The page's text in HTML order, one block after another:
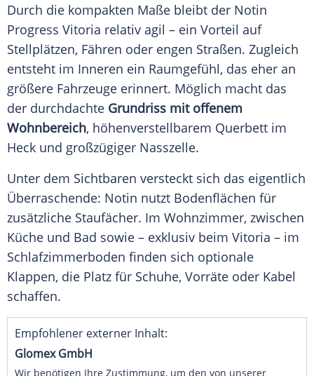
Durch die kompakten Maße bleibt der Notin
Progress Vitoria relativ agil – ein Vorteil auf
Stellplätzen, Fähren oder engen Straßen. Zugleich
entsteht im Inneren ein Raumgefühl, das eher an
größere Fahrzeuge erinnert. Möglich macht das
der durchdachte Grundriss mit offenem
Wohnbereich, höhenverstellbarem Querbett im
Heck und großzügiger Nasszelle.
Unter dem Sichtbaren versteckt sich das eigentlich
Überraschende: Notin nutzt Bodenflächen für
zusätzliche Staufächer. Im Wohnzimmer, zwischen
Küche und Bad sowie – exklusiv beim Vitoria – im
Schlafzimmerboden finden sich optionale
Klappen, die Platz für Schuhe, Vorräte oder Kabel
schaffen.
Empfohlener externer Inhalt:
Glomex GmbH
Wir benötigen Ihre Zustimmung, um den von unserer